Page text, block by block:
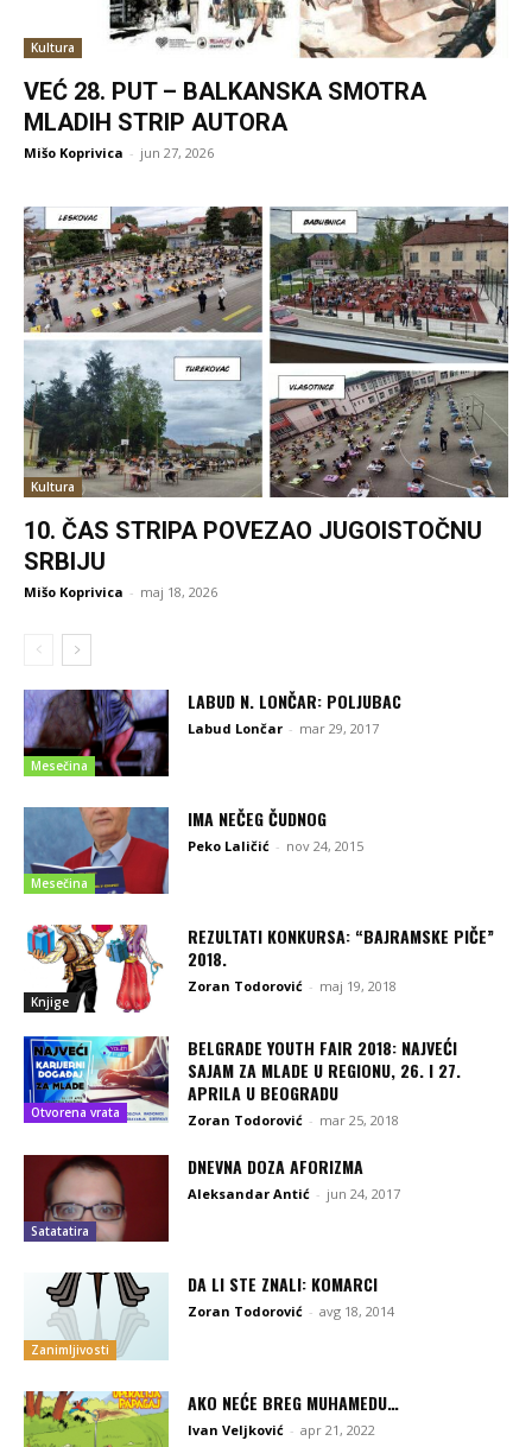
Kultura
VEĆ 28. PUT – BALKANSKA SMOTRA
MLADIH STRIP AUTORA
Mišo Koprivica - jun 27, 2026
Kultura
10. ČAS STRIPA POVEZAO JUGOISTOČNU
SRBIJU
Mišo Koprivica - maj 18, 2026
Mesečina
LABUD N. LONČAR: POLJUBAC
Labud Lončar - mar 29, 2017
Mesečina
IMA NEČEG ČUDNOG
Peko Laličić - nov 24, 2015
Knjige
REZULTATI KONKURSA: “BAJRAMSKE PIČE”
2018.
Zoran Todorović - maj 19, 2018
Otvorena vrata
BELGRADE YOUTH FAIR 2018: NAJVEĆI
SAJAM ZA MLADE U REGIONU, 26. I 27.
APRILA U BEOGRADU
Zoran Todorović - mar 25, 2018
Satatatira
DNEVNA DOZA AFORIZMA
Aleksandar Antić - jun 24, 2017
Zanimljivosti
DA LI STE ZNALI: KOMARCI
Zoran Todorović - avg 18, 2014
AKO NEĆE BREG MUHAMEDU…
Ivan Veljković - apr 21, 2022